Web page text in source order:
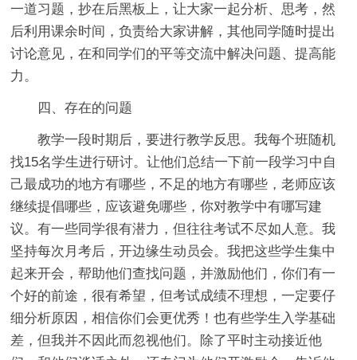
一道习题，抄在后黑板上，让大家一起分析、思考，然
后利用课余时间，负责给大家讲解，其他同学随时提出
讨论意见，在和同学们的平等交流中解决问题、提高能
力。
四、存在的问题
教学一段时期后，要进行教学反思。我每个班随机
找15名学生进行研讨。让他们总结一下前一段学习中自
己最成功的地方有哪些，不足的地方有哪些，老师应该
继续提倡哪些，应该避免哪些，你对教学中有哪写建
议。有一些同学很有潜力，但往往考试不尽如人意。我
坚持每次月考后，开边缘生动员会。我把这些学生集中
起来开会，帮助他们查找问题，并激励他们，你们有一
个好的前途，很有希望，但考试成绩不理想，一定要仔
细分析原因，相信你们会更优秀！也有些学生入学基础
差，但我并不因此而忽视他们。除了平时主动接近他